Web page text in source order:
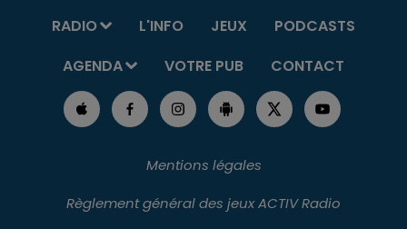
RADIO L'INFO JEUX
PODCASTS
AGENDA
VOTRE PUB CONTACT
Mentions légales
Règlement général des jeux ACTIV Radio